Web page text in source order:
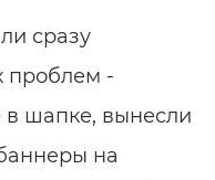
сразу
проблем -
шапке, вынесли
на